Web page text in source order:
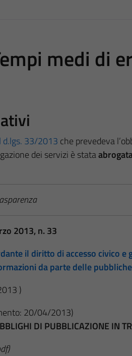
medi di
d.lgs. 33/2013 che prevedeva
dei servizi è stata
2013, n. 33
il diritto di accesso civico e
da parte delle
)
20/04/2013)
DI PUBBLICAZIONE IN